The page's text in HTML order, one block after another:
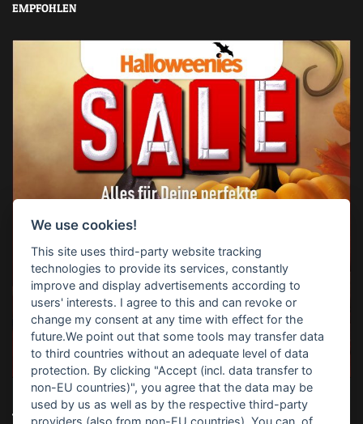
EMPFOHLEN
TOP-SUCHBEGRIFFE
We use cookies!
This site uses third-party website tracking
technologies to provide its services, constantly
improve and display advertisements according to
users' interests. I agree to this and can revoke or
change my consent at any time with effect for the
future.We point out that some tools may transfer data
to third countries without an adequate level of data
protection. By clicking "Accept (incl. data transfer to
non-EU countries)", you agree that the data may be
used by us as well as by the respective third-party